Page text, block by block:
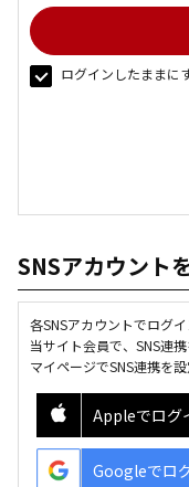
ログインしたままに
SNSアカウント
各SNSアカウントでログ
当サイト会員で、SNS連
マイページでSNS連携を
Appleでログ
Googleでロ